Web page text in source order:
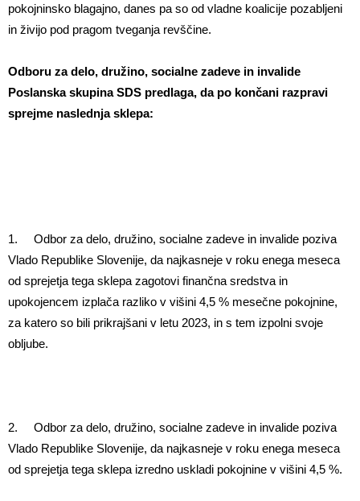
pokojninsko blagajno, danes pa so od vladne koalicije pozabljeni
in živijo pod pragom tveganja revščine.
Odboru za delo, družino, socialne zadeve in invalide
Poslanska skupina SDS predlaga, da po končani razpravi
sprejme naslednja sklepa:
1. Odbor za delo, družino, socialne zadeve in invalide poziva
Vlado Republike Slovenije, da najkasneje v roku enega meseca
od sprejetja tega sklepa zagotovi finančna sredstva in
upokojencem izplača razliko v višini 4,5 % mesečne pokojnine,
za katero so bili prikrajšani v letu 2023, in s tem izpolni svoje
obljube.
2. Odbor za delo, družino, socialne zadeve in invalide poziva
Vlado Republike Slovenije, da najkasneje v roku enega meseca
od sprejetja tega sklepa izredno uskladi pokojnine v višini 4,5 %.